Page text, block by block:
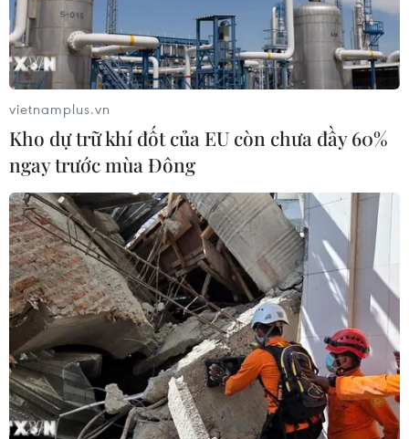
Cục diện bảng A: Việt Nam rộng cửa vào
bán kết, Lào đã bị loại
17/11/2018 02:09
Chiến thắng 2-0 trước Malaysia ở trận cầu tâm điểm
bảng A giúp đội tuyển Việt Nam rộng cửa giành vé vào
vietnamplus.vn
Kho dự trữ khí đốt của EU còn chưa đầy 60%
ngay trước mùa Đông